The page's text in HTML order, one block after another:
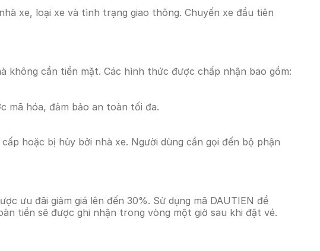
xe, loại xe và tình trạng giao thông. Chuyến xe đầu tiên
cần tiền mặt. Các hình thức được chấp nhận bao gồm:
mã hóa, đảm bảo an toàn tối đa.
hoặc bị hủy bởi nhà xe. Người dùng cần gọi đến bộ phận
ưu đãi giảm giá lên đến 30%. Sử dụng mã DAUTIEN để
tiền sẽ được ghi nhận trong vòng một giờ sau khi đặt vé.